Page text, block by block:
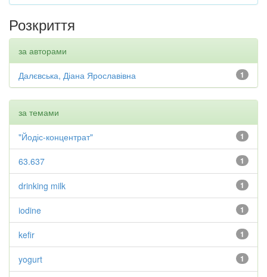
Розкриття
за авторами
1
Далєвська, Діана Ярославівна
за темами
1
"Йодіс-концентрат"
1
63.637
1
drinking milk
1
iodine
1
kefir
1
yogurt